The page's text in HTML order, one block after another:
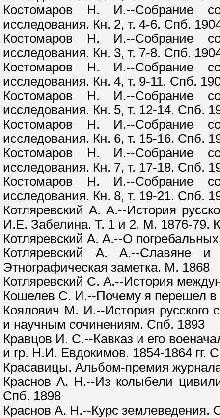
Костомаров Н. И.--Собрание
исследования. Кн. 2, т. 4-6. Спб.
Костомаров Н. И.--Собрание
исследования. Кн. 3, т. 7-8. Спб.
Костомаров Н. И.--Собрание
исследования. Кн. 4, т. 9-11. Спб.
Костомаров Н. И.--Собрание
исследования. Кн. 5, т. 12-14. Спб.
Костомаров Н. И.--Собрание
исследования. Кн. 6, т. 15-16. Спб.
Костомаров Н. И.--Собрание
исследования. Кн. 7, т. 17-18. Спб.
Костомаров Н. И.--Собрание
исследования. Кн. 8, т. 19-21. Спб.
Котляревский А. А.--История
И.Е. Забелина. Т. 1 и 2, М. 1876-79.
Котляревский А. А.--О
Котляревский А. А.--Славяне и
Этнографическая заметка. М. 1868
Котляревский С. А.--История
Кошелев С. И.--Почему я перешел в
Коялович М. И.--История русского
и научным сочинениям. Спб. 1893
Кравцов И. С.--Кавказ и его
и гр. Н.И. Евдокимов. 1854-1864 гг.
Красавицы. Альбом-премия
Краснов А. Н.--Из колыбели
Спб. 1898
Краснов А. Н.--Курс землеведения.